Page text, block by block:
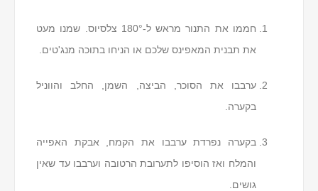
חממו את התנור מראש ל-180° צלסיוס. שמנו מעט
את תבנית המאפינס שלכם או הניחו בתוכה מנג'טים.
ערבבו את הסוכר, הביצה, השמן, החלב והווניל
בקערה.
בקערה נפרדת ערבבו את הקמח, אבקת האפייה
והמלח ואז הוסיפו לתערובת הרטובה וערבבו עד שאין
גושים.